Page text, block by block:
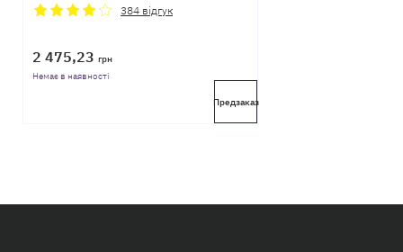
384 відгук
2 475,23 грн
Немає в наявності
Предзаказ